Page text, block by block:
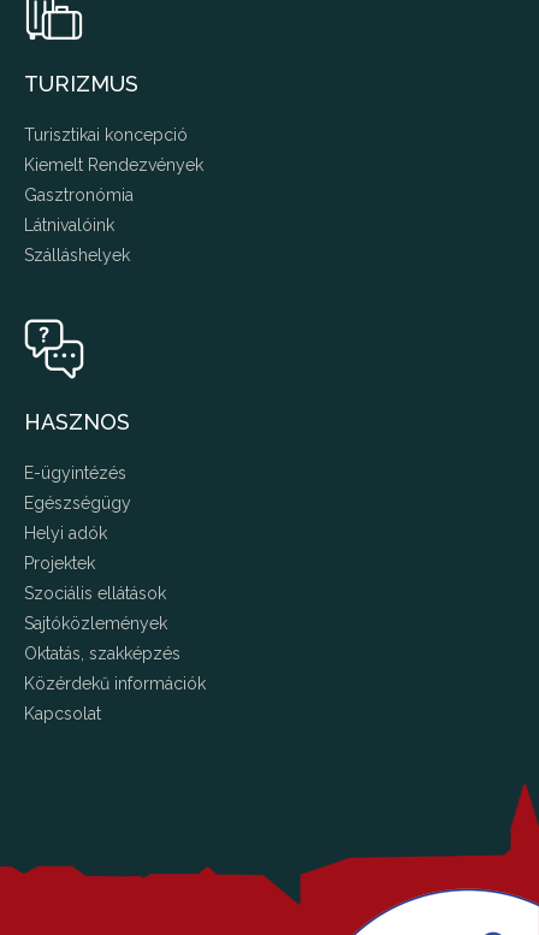
TURIZMUS
Turisztikai koncepció
Kiemelt Rendezvények
Gasztronómia
Látnivalóink
Szálláshelyek
HASZNOS
E-ügyintézés
Egészségügy
Helyi adók
Projektek
Szociális ellátások
Sajtóközlemények
Oktatás, szakképzés
Közérdekű információk
Kapcsolat